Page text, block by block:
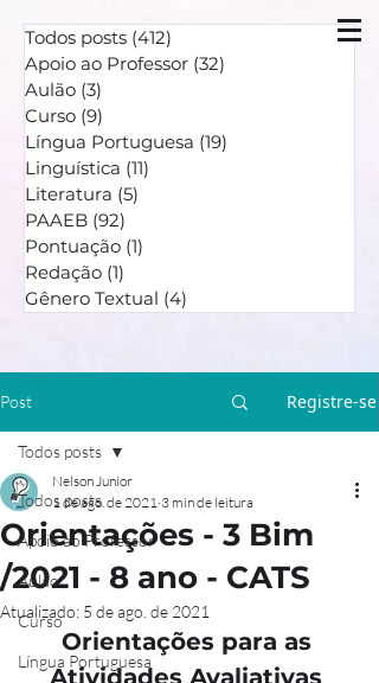
Todos posts (412)
Apoio ao Professor (32)
Aulão (3)
Curso (9)
Língua Portuguesa (19)
Linguística (11)
Literatura (5)
PAAEB (92)
Pontuação (1)
Redação (1)
Gênero Textual (4)
Post Registre-se
Todos posts
Apoio ao Professor
Aulão
Curso
Língua Portuguesa
Todos posts
Orientações - 3 Bim
/2021 - 8 ano - CATS
Nelson Junior
1 de ago. de 2021 3 min de leitura
Atualizado: 5 de ago. de 2021
Orientações para as
Atividades Avaliativas